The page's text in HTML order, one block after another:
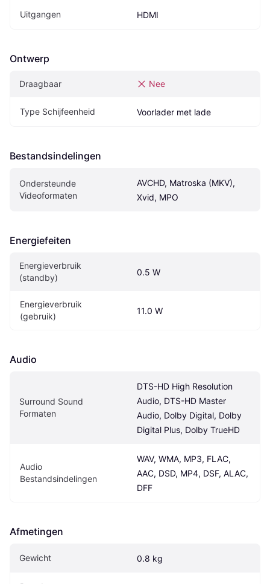
Uitgangen HDMI
Ontwerp
Draagbaar Nee
Type Schijfeenheid Voorlader met lade
Bestandsindelingen
Ondersteunde
Videoformaten
AVCHD, Matroska (MKV),
Xvid, MPO
Energiefeiten
Energieverbruik
(standby)
0.5 W
Energieverbruik
(gebruik)
11.0 W
Audio
Surround Sound
Formaten
DTS-HD High Resolution
Audio, DTS-HD Master
Audio, Dolby Digital, Dolby
Digital Plus, Dolby TrueHD
Audio
Bestandsindelingen
WAV, WMA, MP3, FLAC,
AAC, DSD, MP4, DSF, ALAC,
DFF
Afmetingen
Gewicht 0.8 kg